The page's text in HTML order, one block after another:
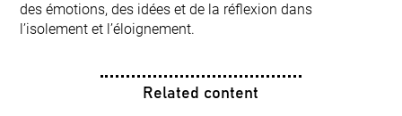
des émotions, des idées et de la réflexion dans
l’isolement et l’éloignement.
Related content